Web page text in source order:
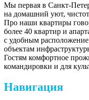
Мы первая в Санкт-
на домашний уют,
Про наши квартиры
более 40 квартир и
с удобным
объектам
Гостям комфортное
командировки и для
Навигация